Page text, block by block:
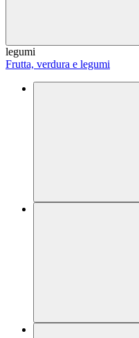
legumi
Frutta, verdura e legumi